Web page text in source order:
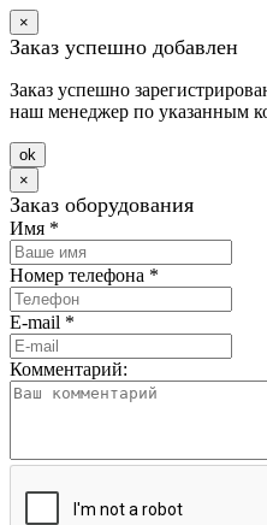
×
Заказ успешно добавлен
Заказ успешно
наш менеджер по указанным
оk
×
Заказ оборудования
Имя *
Номер телефона *
E-mail *
Комментарий: